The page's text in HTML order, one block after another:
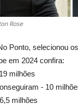
Rose
Ponto, selecionou
em 2024 confira:
milhões
- 10
milhões